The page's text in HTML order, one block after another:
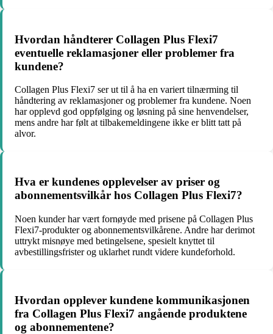
Hvordan håndterer Collagen Plus Flexi7
eventuelle reklamasjoner eller problemer fra
kundene?
Collagen Plus Flexi7 ser ut til å ha en variert tilnærming til
håndtering av reklamasjoner og problemer fra kundene. Noen
har opplevd god oppfølging og løsning på sine henvendelser,
mens andre har følt at tilbakemeldingene ikke er blitt tatt på
alvor.
Hva er kundenes opplevelser av priser og
abonnementsvilkår hos Collagen Plus Flexi7?
Noen kunder har vært fornøyde med prisene på Collagen Plus
Flexi7-produkter og abonnementsvilkårene. Andre har derimot
uttrykt misnøye med betingelsene, spesielt knyttet til
avbestillingsfrister og uklarhet rundt videre kundeforhold.
Hvordan opplever kundene kommunikasjonen
fra Collagen Plus Flexi7 angående produktene
og abonnementene?